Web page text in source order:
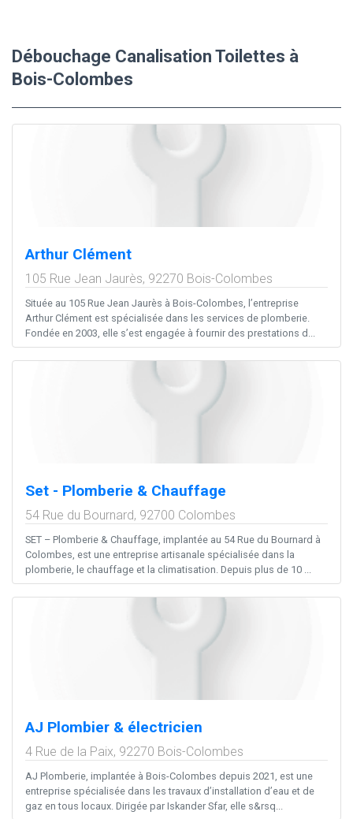
Débouchage Canalisation Toilettes à
Bois-Colombes
Arthur Clément
105 Rue Jean Jaurès, 92270 Bois-Colombes
Située au 105 Rue Jean Jaurès à Bois-Colombes, l’entreprise
Arthur Clément est spécialisée dans les services de plomberie.
Fondée en 2003, elle s’est engagée à fournir des prestations d...
Set - Plomberie & Chauffage
54 Rue du Bournard, 92700 Colombes
SET – Plomberie & Chauffage, implantée au 54 Rue du Bournard à
Colombes, est une entreprise artisanale spécialisée dans la
plomberie, le chauffage et la climatisation. Depuis plus de 10 ...
AJ Plombier & électricien
4 Rue de la Paix, 92270 Bois-Colombes
AJ Plomberie, implantée à Bois-Colombes depuis 2021, est une
entreprise spécialisée dans les travaux d’installation d’eau et de
gaz en tous locaux. Dirigée par Iskander Sfar, elle s&rsq...